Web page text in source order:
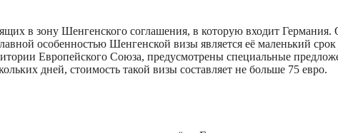
в зону Шенгенского соглашения, в которую входит
особенностью Шенгенской визы является её маленький
Европейского Союза, предусмотрены специальные
дней, стоимость такой визы составляет не больше 75 евро.